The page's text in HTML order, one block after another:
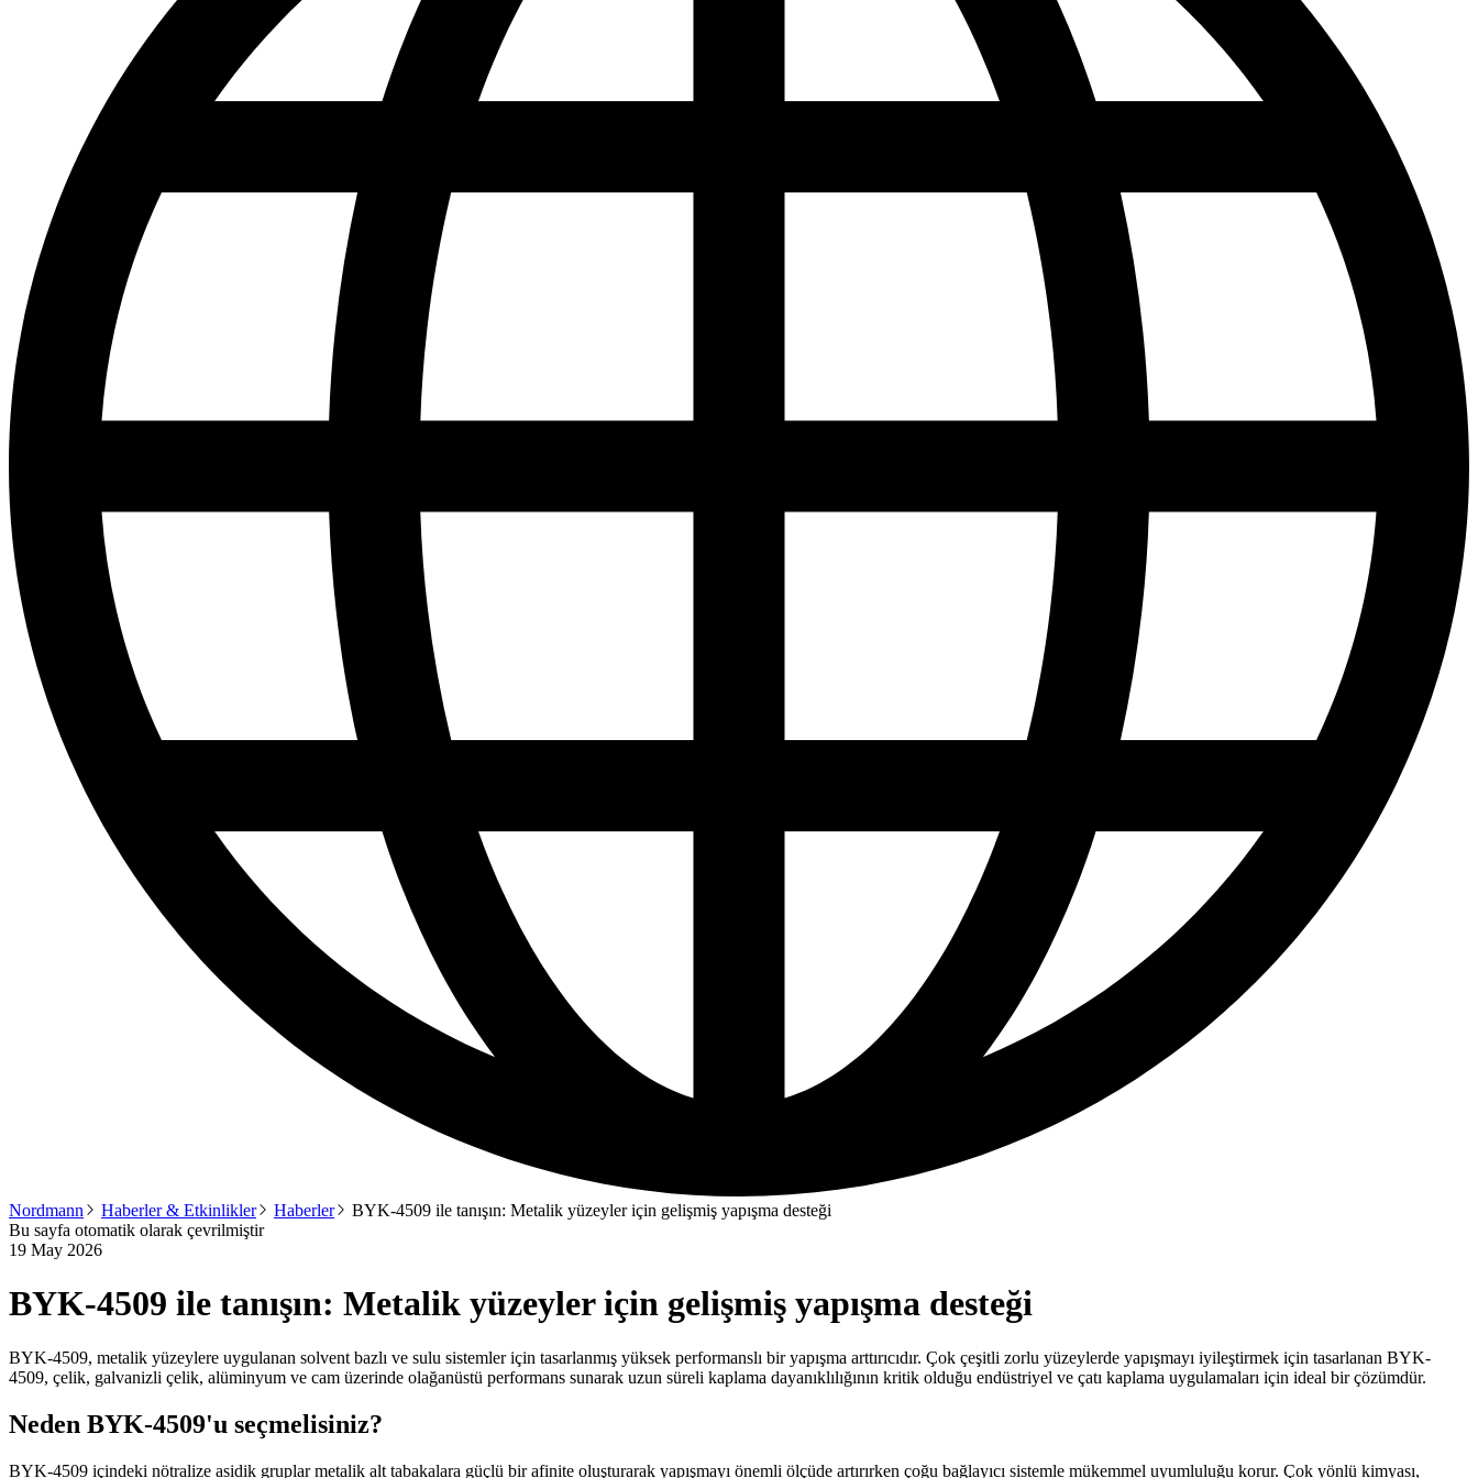
Nordmann Haberler & Etkinlikler Haberler
BYK-4509 ile tanışın: Metalik yüzeyler için gelişmiş yapışma desteği
Bu sayfa otomatik olarak çevrilmiştir
19 May 2026
BYK-4509 ile tanışın: Metalik yüzeyler için gelişmiş yapışma desteği
BYK-4509, metalik yüzeylere uygulanan solvent bazlı ve sulu sistemler için tasarlanmış yüksek performanslı bir yapışma arttırıcıdır. Çok çeşitli zorlu yüzeylerde yapışmayı iyileştirmek için tasarlanan BYK-
4509, çelik, galvanizli çelik, alüminyum ve cam üzerinde olağanüstü performans sunarak uzun süreli kaplama dayanıklılığının kritik olduğu endüstriyel ve çatı kaplama uygulamaları için ideal bir çözümdür.
Neden BYK-4509'u seçmelisiniz?
BYK-4509 içindeki nötralize asidik gruplar metalik alt tabakalara güçlü bir afinite oluşturarak yapışmayı önemli ölçüde artırırken çoğu bağlayıcı sistemle mükemmel uyumluluğu korur. Çok yönlü kimyası,